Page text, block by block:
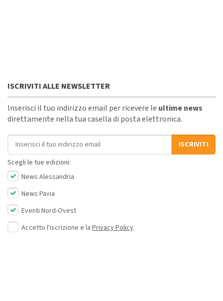
ISCRIVITI ALLE NEWSLETTER
Inserisci il tuo indirizzo email per ricevere le ultime news
direttamente nella tua casella di posta elettronica.
Indirizzo email
ISCRIVITI
Scegli le tue edizioni:
News Alessandria
News Pavia
Eventi Nord-Ovest
Accetto l'iscrizione e la Privacy Policy